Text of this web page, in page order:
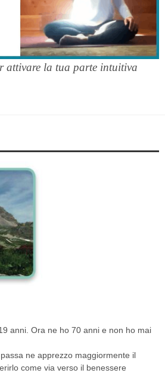
attivare la tua parte intuitiva
anni. Ora ne ho 70 anni e non ho mai
ne apprezzo maggiormente il
come via verso il benessere